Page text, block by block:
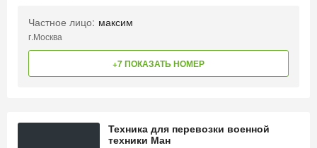
Частное лицо: максим
г.Москва
+7 ПОКАЗАТЬ НОМЕР
Техника для перевозки военной
техники Ман